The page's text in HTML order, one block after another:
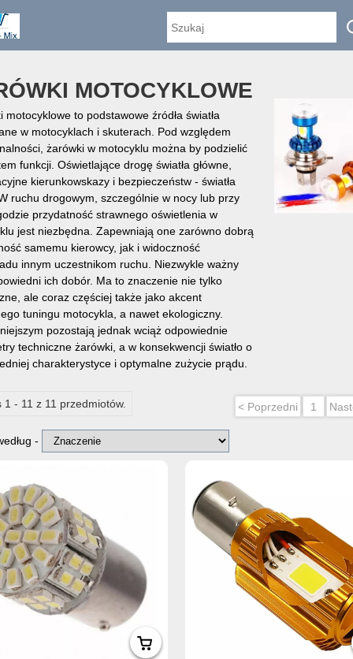
MOTOCYKLOWE
motocyklowe to podstawowe źródła światła
w motocyklach i skuterach. Pod względem
żarówki w motocyklu można by podzielić
funkcji. Oświetlające drogę światła główne,
kierunkowskazy i bezpieczeństw - światła
ruchu drogowym, szczególnie w nocy lub przy
przydatność strawnego oświetlenia w
jest niezbędna. Zapewniają one zarówno dobrą
samemu kierowcy, jak i widoczność
innym uczestnikom ruchu. Niezwykle ważny
ich dobór. Ma to znaczenie nie tylko
ale coraz częściej także jako akcent
tuningu motocykla, a nawet ekologiczny.
pozostają jednak wciąż odpowiednie
techniczne żarówki, a w konsekwencji światło o
charakterystyce i optymalne zużycie prądu.
1 - 11 z 11 przedmiotów. < Poprzedni 1
-